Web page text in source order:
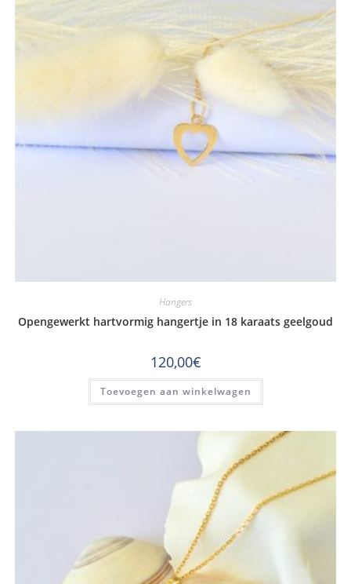
Hangers
Opengewerkt hartvormig hangertje in 18 karaats geelgoud
120,00€
Toevoegen aan winkelwagen